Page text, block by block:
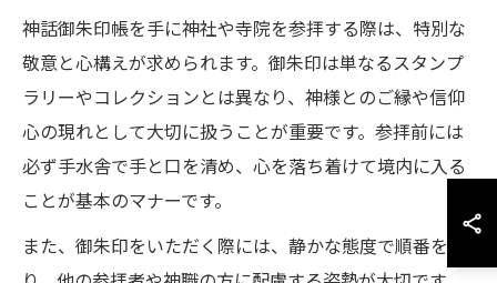
神話御朱印帳を手に神社や寺院を参拝する際は、特別な
敬意と心構えが求められます。御朱印は単なるスタンプ
ラリーやコレクションとは異なり、神様とのご縁や信仰
心の現れとして大切に扱うことが重要です。参拝前には
必ず手水舎で手と口を清め、心を落ち着けて境内に入る
ことが基本のマナーです。
また、御朱印をいただく際には、静かな態度で順番を守